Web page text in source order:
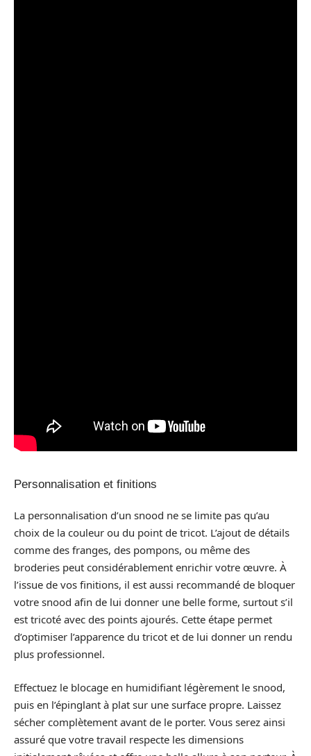
Personnalisation et finitions
La personnalisation d’un snood ne se limite pas qu’au
choix de la couleur ou du point de tricot. L’ajout de détails
comme des franges, des pompons, ou même des
broderies peut considérablement enrichir votre œuvre. À
l’issue de vos finitions, il est aussi recommandé de bloquer
votre snood afin de lui donner une belle forme, surtout s’il
est tricoté avec des points ajourés. Cette étape permet
d’optimiser l’apparence du tricot et de lui donner un rendu
plus professionnel.
Effectuez le blocage en humidifiant légèrement le snood,
puis en l’épinglant à plat sur une surface propre. Laissez
sécher complètement avant de le porter. Vous serez ainsi
assuré que votre travail respecte les dimensions